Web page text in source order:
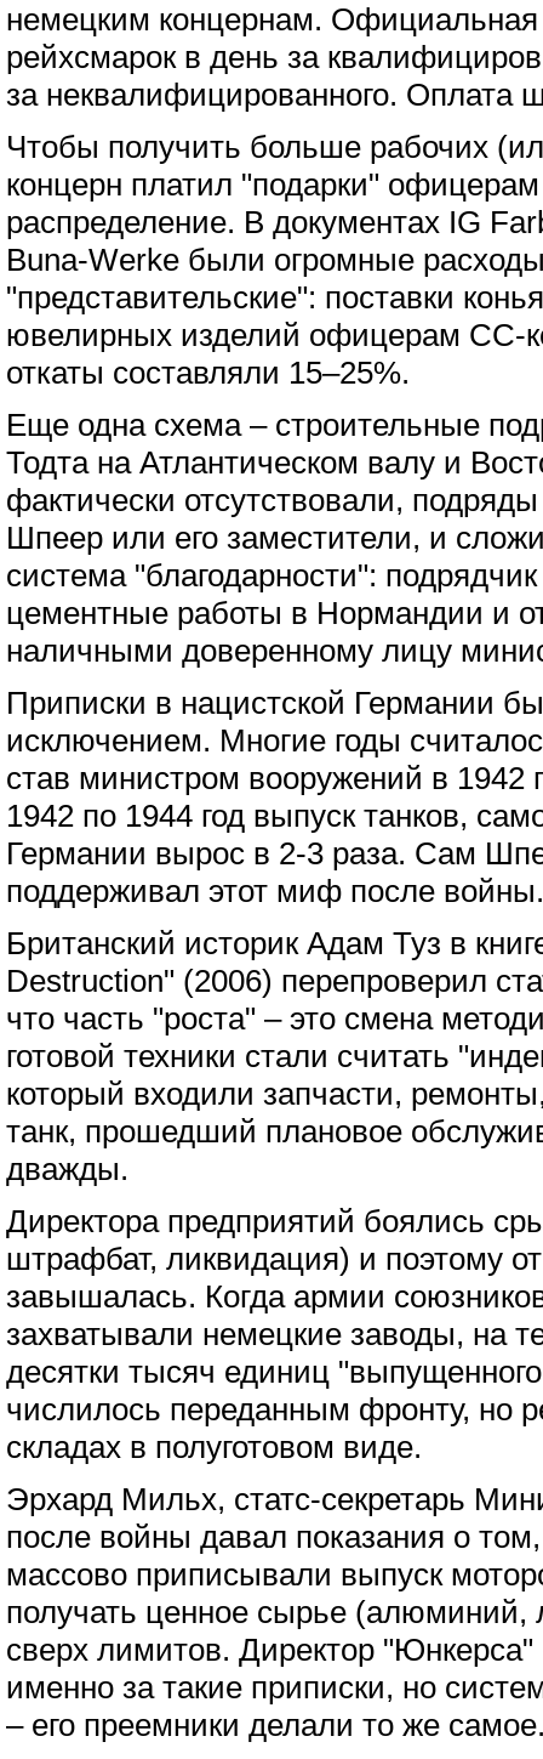
немецким концернам. Официальная
рейхсмарок в день за
за неквалифицированного. Оплата
Чтобы получить больше рабочих
концерн платил "подарки"
распределение. В документах IG
Buna-Werke были огромные
"представительские": поставки
ювелирных изделий офицерам СС-
откаты составляли 15–25%.
Еще одна схема – строительные
Тодта на Атлантическом валу и
фактически отсутствовали,
Шпеер или его заместители, и
система "благодарности":
цементные работы в Нормандии и
наличными доверенному лицу
Приписки в нацистской Германии
исключением. Многие годы
став министром вооружений в 1942
1942 по 1944 год выпуск танков,
Германии вырос в 2-3 раза. Сам
поддерживал этот миф после войны.
Британский историк Адам Туз в
Destruction" (2006) перепроверил
что часть "роста" – это смена
готовой техники стали считать
который входили запчасти,
танк, прошедший плановое
дважды.
Директора предприятий боялись
штрафбат, ликвидация) и поэтому
завышалась. Когда армии
захватывали немецкие заводы, на
десятки тысяч единиц
числилось переданным фронту, но
складах в полуготовом виде.
Эрхард Мильх, статс-секретарь
после войны давал показания о
массово приписывали выпуск
получать ценное сырье (алюминий,
сверх лимитов. Директор "Юнкерса"
именно за такие приписки, но
– его преемники делали то же